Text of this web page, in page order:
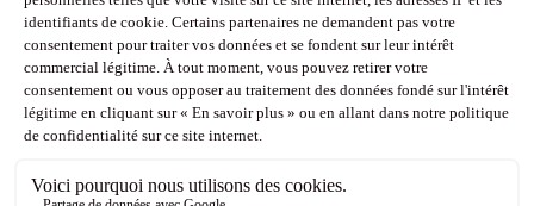
Suivez-nous
Facebook
Instagram
Pinterest
Youtube